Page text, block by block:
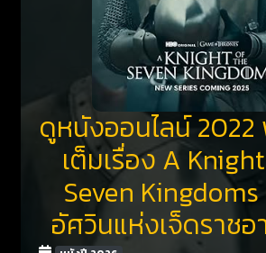
ดูหนังออนไลน์ 2022
เต็มเรื่อง A
Seven
อัศวินแห่งเจ็ดราช